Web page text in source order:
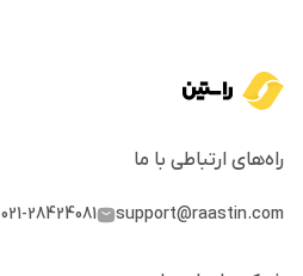
راه‌های ارتباطی با ما
support@raastin.com
021-28424081